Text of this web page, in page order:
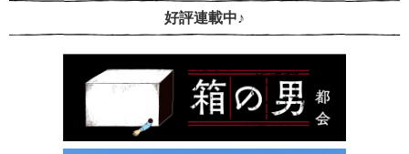
好評連載中♪